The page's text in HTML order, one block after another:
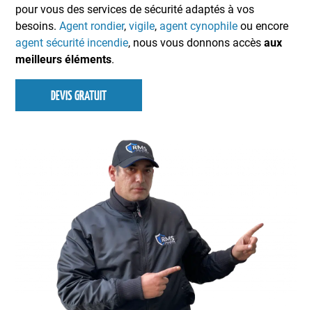
pour vous des services de sécurité adaptés à vos
besoins.Agent rondier,vigile, agent cynophile ou encore
agent sécurité incendie, nous vous donnons accèsaux
meilleurs éléments.
DEVIS GRATUIT